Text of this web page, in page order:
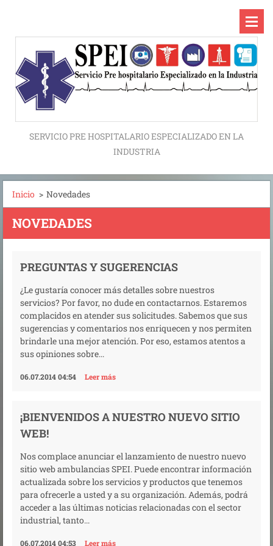
SERVICIO PRE HOSPITALARIO ESPECIALIZADO EN LA
INDUSTRIA
Inicio > Novedades
NOVEDADES
PREGUNTAS Y SUGERENCIAS
¿Le gustaría conocer más detalles sobre nuestros
servicios? Por favor, no dude en contactarnos. Estaremos
complacidos en atender sus solicitudes. Sabemos que sus
sugerencias y comentarios nos enriquecen y nos permiten
brindarle una mejor atención. Por eso, estamos atentos a
sus opiniones sobre...
06.07.2014 04:54 Leer más
¡BIENVENIDOS A NUESTRO NUEVO SITIO
WEB!
Nos complace anunciar el lanzamiento de nuestro nuevo
sitio web ambulancias SPEI. Puede encontrar información
actualizada sobre los servicios y productos que tenemos
para ofrecerle a usted y a su organización. Además, podrá
acceder a las últimas noticias relacionadas con el sector
industrial, tanto...
06.07.2014 04:53 Leer más